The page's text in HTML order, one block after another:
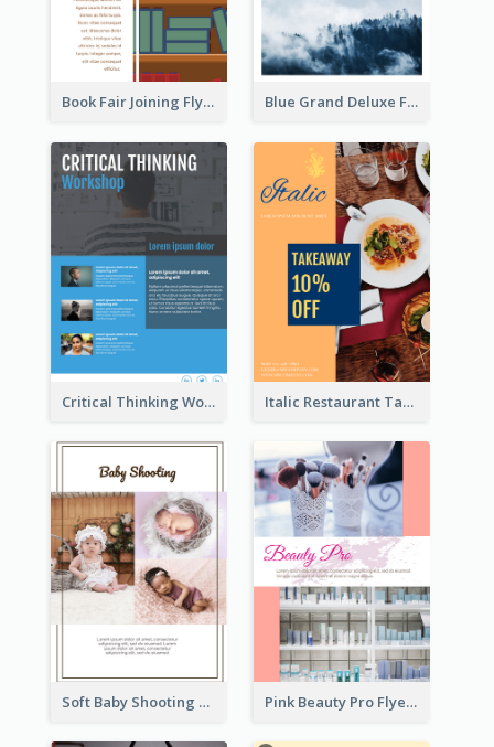
Book Fair Joining Flyer Blue Grand Deluxe Flyer
Critical Thinking Workshop Flyer Italic Restaurant Takeaway Flyer
Soft Baby Shooting Photography Flyer Pink Beauty Pro Flyer